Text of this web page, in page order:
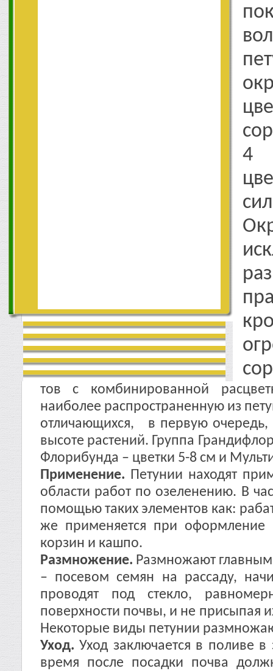
4
тов с комбинированной
наиболее распространенную из
отличающихся, в первую
высоте растений. Группа
Флорибунда – цветки 5-8 см и
Применение. Петунии находят
области работ по озеленению. В
помощью таких элементов как:
же применяется при оформление
корзин и кашпо.
Размножение. Размножают
– посевом семян на рассаду,
проводят под стекло,
поверхности почвы, и не присыпая
Некоторые виды петунии
Уход. Уход заключается в поливе
время после посадки почва